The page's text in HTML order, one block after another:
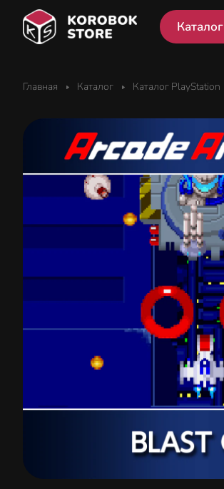
Каталог
Главная Каталог Каталог PlayStation